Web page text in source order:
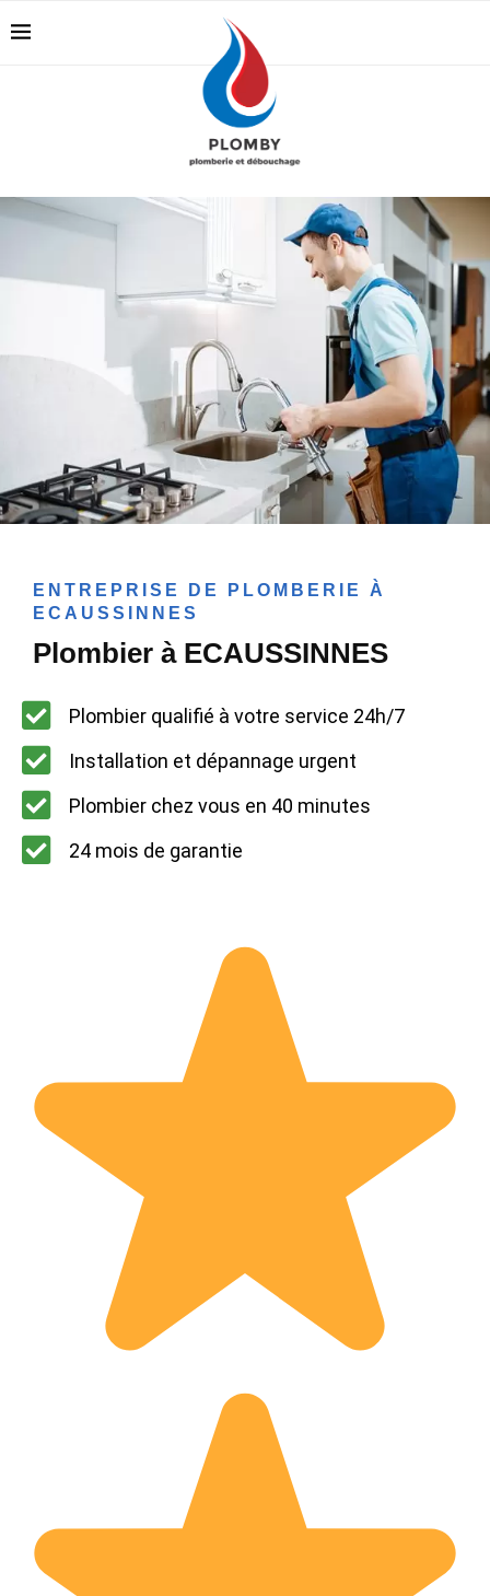
ENTREPRISE DE PLOMBERIE À
ECAUSSINNES
Plombier à ECAUSSINNES
Plombier qualifié à votre service 24h/7
Installation et dépannage urgent
Plombier chez vous en 40 minutes
24 mois de garantie